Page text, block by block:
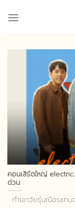
คอนเสิร์ตใหญ่
ด่วน
ทำเอาวัยรุ่นณีอรแทบ